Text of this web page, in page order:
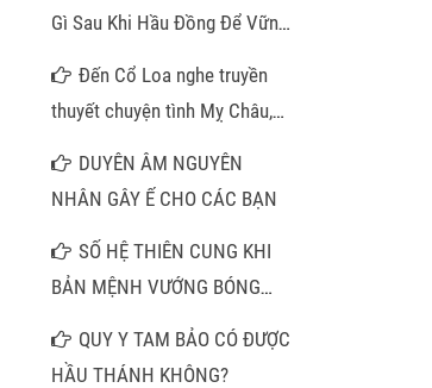
Gì Sau Khi Hầu Đồng Để Vững
Đến Cổ Loa nghe truyền
thuyết chuyện tình Mỵ Châu,
thăm pho tượng đá trong am
DUYÊN ÂM NGUYÊN
NHÂN GÂY Ế CHO CÁC BẠN
SỐ HỆ THIÊN CUNG KHI
BẢN MỆNH VƯỚNG BÓNG
CÀN KHÔN VÀ LỜI GIẢI MÃ
CHO NHỮNG TRUÂN CHUYÊN
QUY Y TAM BẢO CÓ ĐƯỢC
HẦU THÁNH KHÔNG?